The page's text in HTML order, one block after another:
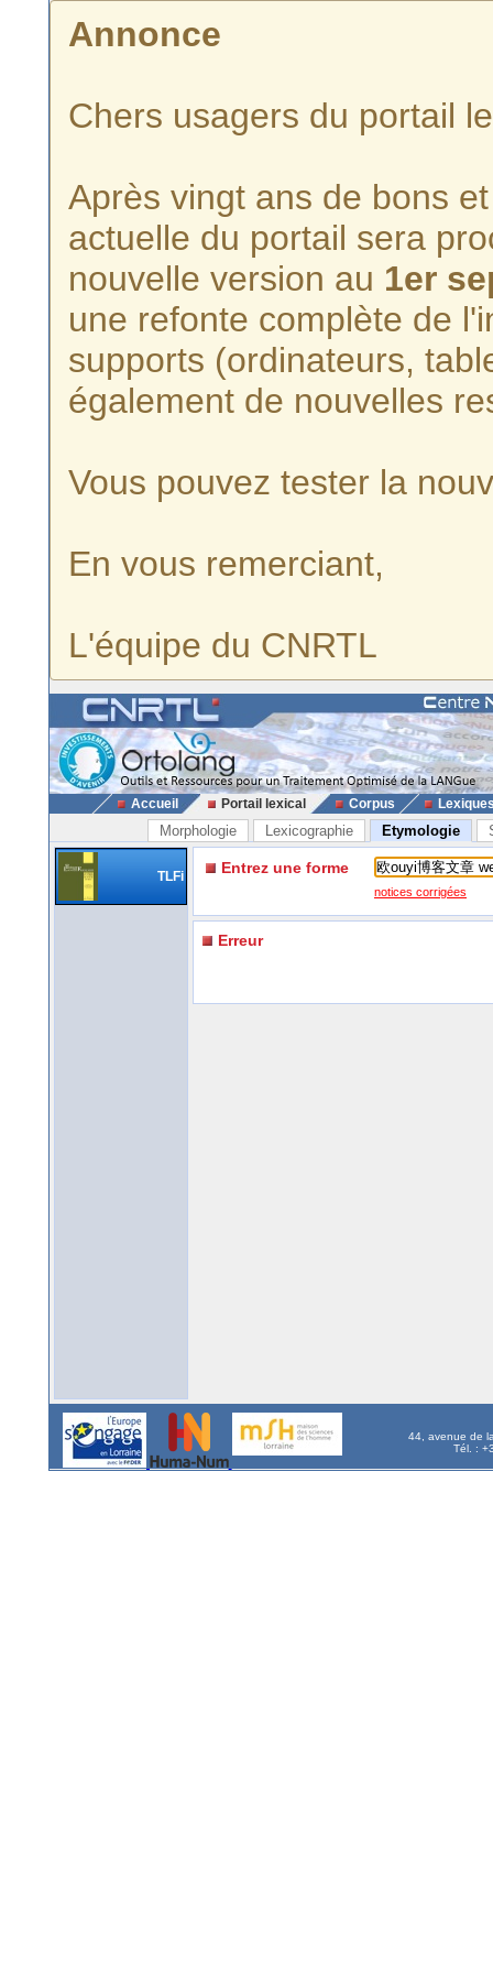
Annonce
Chers usagers du portail
Après vingt ans de bons
actuelle du portail sera
nouvelle version au 1er
une refonte complète de
supports (ordinateurs,
également de nouvelles
Vous pouvez tester la
En vous remerciant,
L'équipe du CNRTL
Accueil Portail lexical Corpus
Morphologie Lexicographie Etymologie
TLFi Entrez une forme
notices corrigées
Erreur
44, avenue de
Tél. :